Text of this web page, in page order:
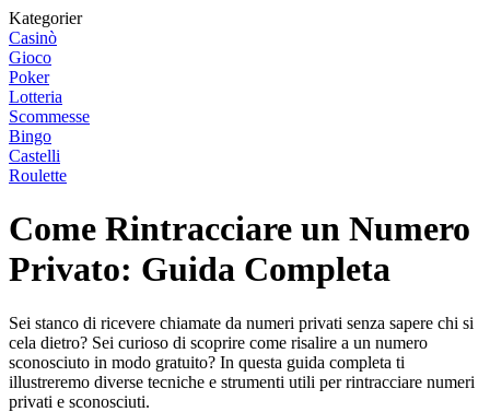
Kategorier
Casinò
Gioco
Poker
Lotteria
Scommesse
Bingo
Castelli
Roulette
Come Rintracciare un Numero
Privato: Guida Completa
Sei stanco di ricevere chiamate da numeri privati senza sapere chi si
cela dietro? Sei curioso di scoprire come risalire a un numero
sconosciuto in modo gratuito? In questa guida completa ti
illustreremo diverse tecniche e strumenti utili per rintracciare numeri
privati e sconosciuti.